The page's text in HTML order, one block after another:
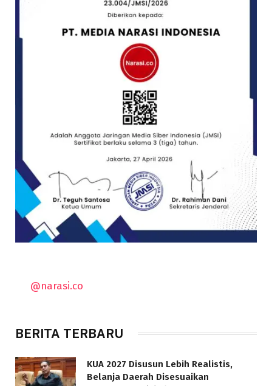
@narasi.co
BERITA TERBARU
KUA 2027 Disusun Lebih Realistis,
Belanja Daerah Disesuaikan